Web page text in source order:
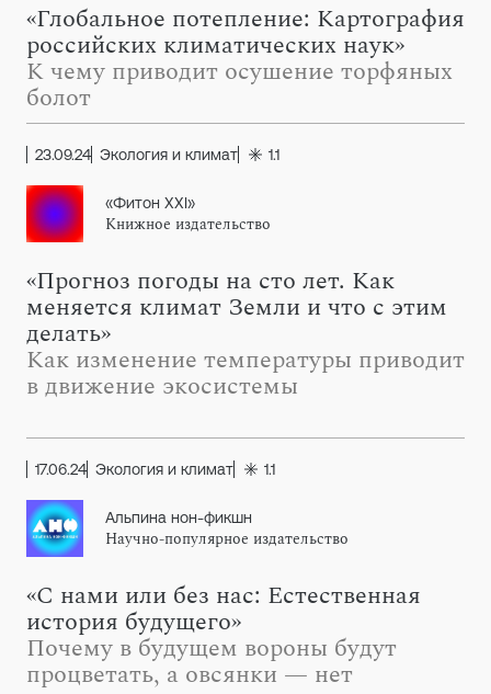
«Глобальное потепление: Картография
российских климатических наук»
К чему приводит осушение торфяных
болот
23.09.24 Экология и климат 1.1
«Фитон XXI»
Книжное издательство
«Прогноз погоды на сто лет. Как
меняется климат Земли и что с этим
делать»
Как изменение температуры приводит
в движение экосистемы
17.06.24 Экология и климат 1.1
Альпина нон-фикшн
Научно-популярное издательство
«С нами или без нас: Естественная
история будущего»
Почему в будущем вороны будут
процветать, а овсянки — нет